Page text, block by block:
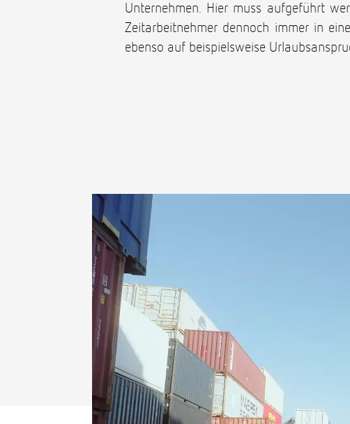
Unternehmen. Hier muss aufgeführt
Zeitarbeitnehmer dennoch immer in
ebenso auf beispielsweise